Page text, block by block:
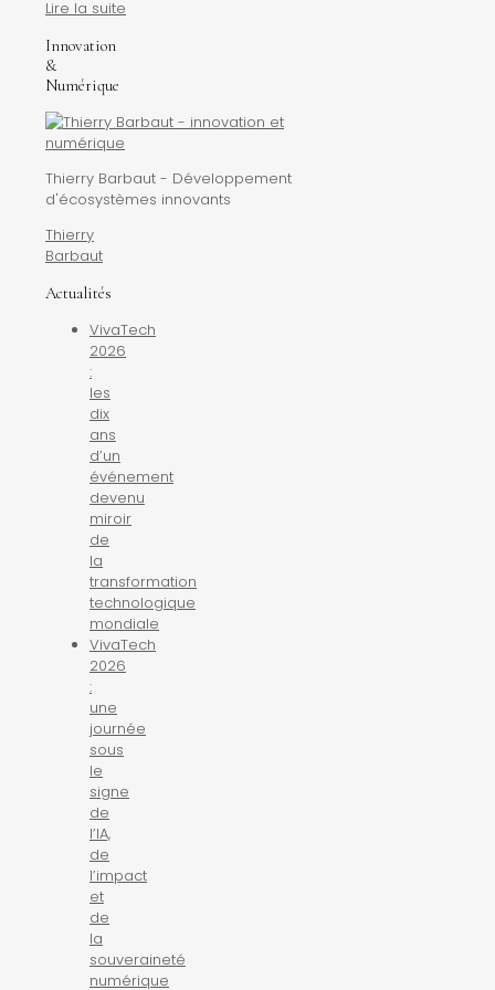
Lire la suite
Innovation
&
Numérique
Thierry Barbaut - Développement
d'écosystèmes innovants
Thierry
Barbaut
Actualités
VivaTech
2026
:
les
dix
ans
d’un
événement
devenu
miroir
de
la
transformation
technologique
mondiale
VivaTech
2026
:
une
journée
sous
le
signe
de
l’IA,
de
l’impact
et
de
la
souveraineté
numérique